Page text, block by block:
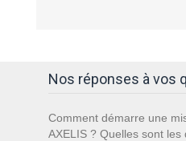
Nos réponses à vos
Comment démarre une
AXELIS ? Quelles sont